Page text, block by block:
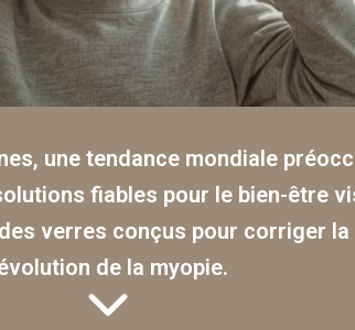
une tendance mondiale
fiables pour le bien-être
verres conçus pour corriger
de la myopie.